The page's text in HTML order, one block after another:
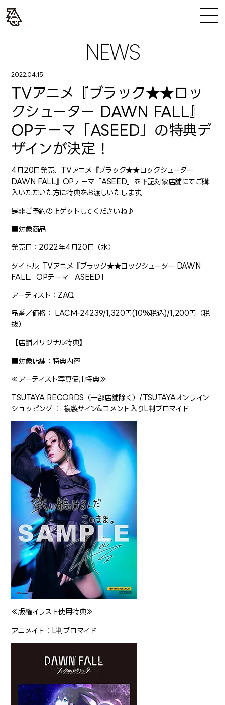
NEWS
2022.04.15
TVアニメ『ブラック★★ロッ
クシューター DAWN FALL』
OPテーマ「ASEED」の特典デ
ザインが決定！
4月20日発売、TVアニメ『ブラック★★ロックシューター
DAWN FALL』OPテーマ「ASEED」を下記対象店舗にてご購
入いただいた方に特典をお渡しいたします。
是非ご予約の上ゲットしてくださいね♪
■対象商品
発売日：2022年4月20日（水）
タイトル: TVアニメ『ブラック★★ロックシューター DAWN
FALL』OPテーマ「ASEED」
アーティスト：ZAQ
品番／価格： LACM-24239/1,320円(10%税込)/1,200円（税
抜）
【店舗オリジナル特典】
■対象店舗：特典内容
≪アーティスト写真使用特典≫
TSUTAYA RECORDS（一部店舗除く）/TSUTAYAオンライン
ショッピング ： 複製サイン&コメント入りL判ブロマイド
≪版権イラスト使用特典≫
アニメイト：L判ブロマイド